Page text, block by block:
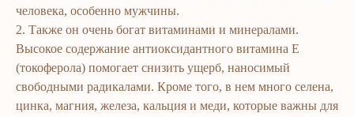
человека, особенно мужчины.
2. Также он очень богат витаминами и минералами.
Высокое содержание антиоксидантного витамина Е
(токоферола) помогает снизить ущерб, наносимый
свободными радикалами. Кроме того, в нем много селена,
цинка, магния, железа, кальция и меди, которые важны для